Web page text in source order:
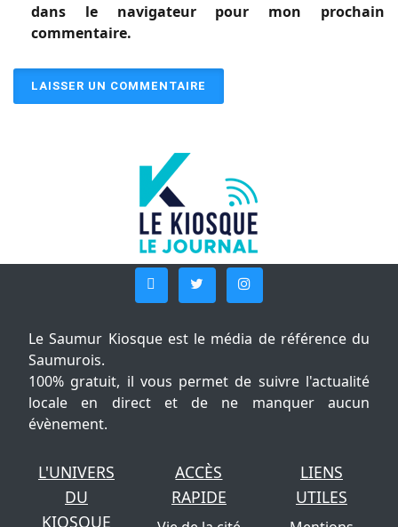
dans le navigateur pour mon prochain
commentaire.
Le Saumur Kiosque est le média de référence du
Saumurois.
100% gratuit, il vous permet de suivre l'actualité
locale en direct et de ne manquer aucun
évènement.
L'UNIVERS
DU
KIOSQUE
ACCÈS
RAPIDE
LIENS
UTILES